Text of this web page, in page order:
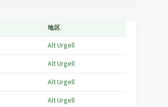
地区↕
Alt Urgell
Alt Urgell
Alt Urgell
Alt Urgell